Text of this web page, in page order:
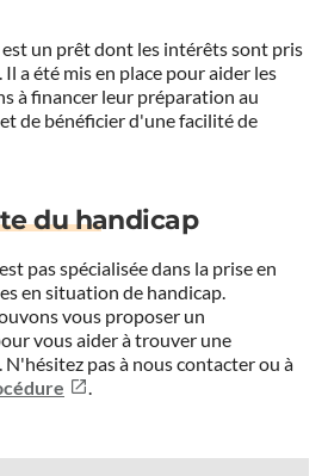
un prêt dont les intérêts sont pris
a été mis en place pour aider les
à financer leur préparation au
de bénéficier d'une facilité de
du handicap
pas spécialisée dans la prise en
en situation de handicap.
vous proposer un
vous aider à trouver une
N'hésitez pas à nous contacter ou à